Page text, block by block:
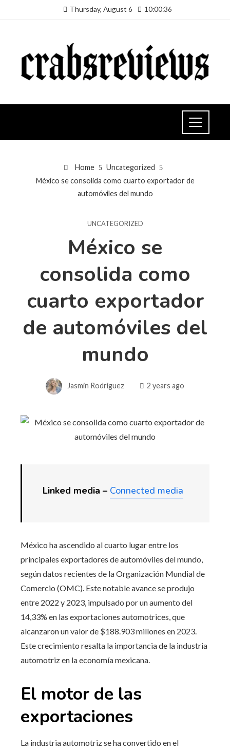
Thursday, August 6 10:00:37
Home
Uncategorized
México se consolida como cuarto exportador de
automóviles del mundo
UNCATEGORIZED
México se
consolida como
cuarto exportador
de automóviles del
mundo
Jasmin Rodriguez 2 years ago
Linked media – Connected media
México ha ascendido al cuarto lugar entre los
principales exportadores de automóviles del mundo,
según datos recientes de la Organización Mundial de
Comercio (OMC). Este notable avance se produjo
entre 2022 y 2023, impulsado por un aumento del
14,33% en las exportaciones automotrices, que
alcanzaron un valor de $188.903 millones en 2023.
Este crecimiento resalta la importancia de la industria
automotriz en la economía mexicana.
El motor de las
exportaciones
La industria automotriz se ha convertido en el